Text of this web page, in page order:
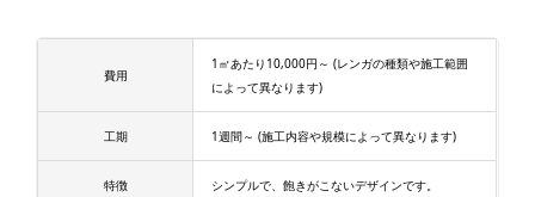
費用
1㎡あたり10,000円～ (レンガの種類や施工範囲
によって異なります)
工期 1週間～ (施工内容や規模によって異なります)
特徴 シンプルで、飽きがこないデザインです。